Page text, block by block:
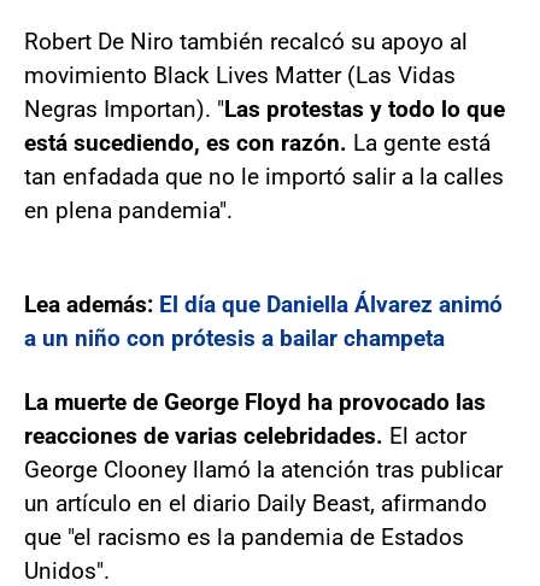
Robert De Niro también recalcó su apoyo al
movimiento Black Lives Matter (Las Vidas
Negras Importan). "Las protestas y todo lo que
está sucediendo, es con razón. La gente está
tan enfadada que no le importó salir a la calles
en plena pandemia".
Lea además: El día que Daniella Álvarez animó
a un niño con prótesis a bailar champeta
La muerte de George Floyd ha provocado las
reacciones de varias celebridades. El actor
George Clooney llamó la atención tras publicar
un artículo en el diario Daily Beast, afirmando
que "el racismo es la pandemia de Estados
Unidos".